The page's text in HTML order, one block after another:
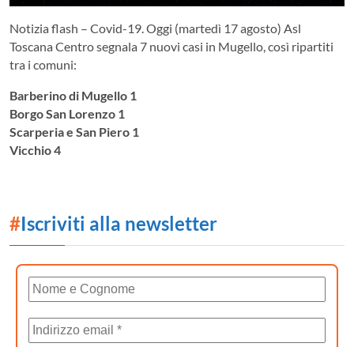
Notizia flash – Covid-19. Oggi (martedì 17 agosto) Asl
Toscana Centro segnala 7 nuovi casi in Mugello, così ripartiti
tra i comuni:
Barberino di Mugello 1
Borgo San Lorenzo 1
Scarperia e San Piero 1
Vicchio 4
#Iscriviti alla newsletter